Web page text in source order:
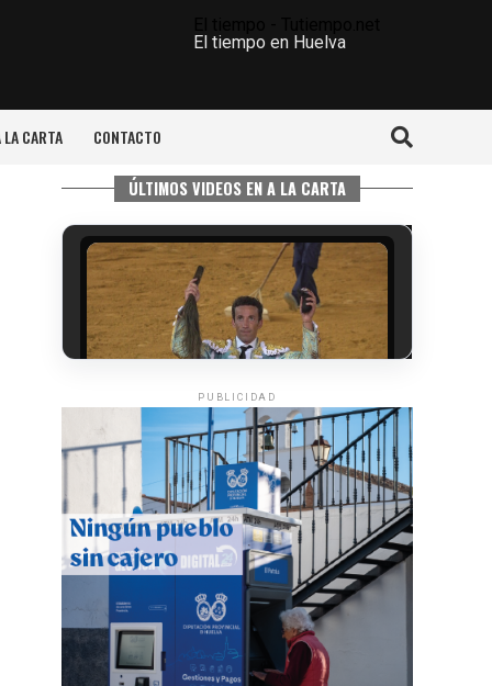
El tiempo en Huelva
LA CARTA CONTACTO
ÚLTIMOS VIDEOS EN A LA CARTA
6º DÍA DE LAS FIESTAS COLOMBINAS
2026
·Huelvatv
PUBLICIDAD